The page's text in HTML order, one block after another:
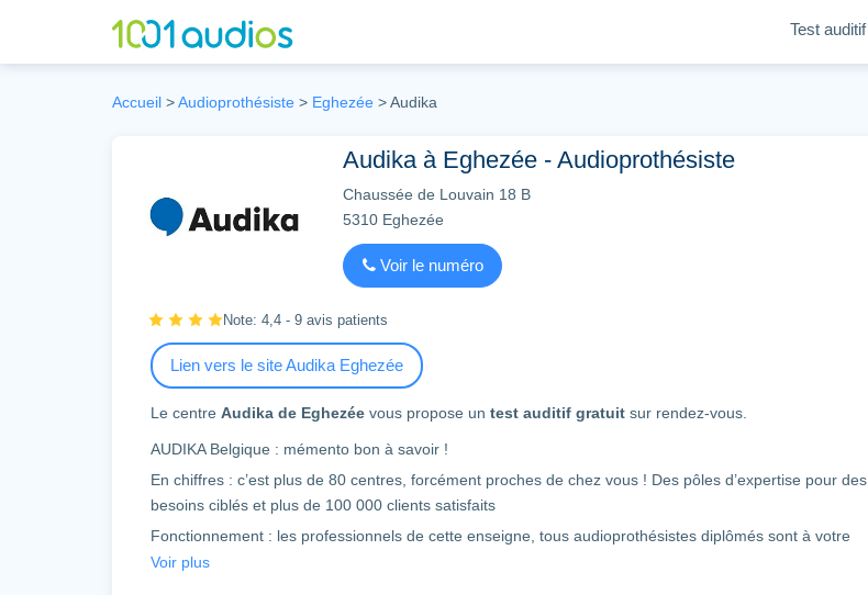
Test auditif
Accueil >Audioprothésiste > Eghezée >Audika
Audika à Eghezée - Audioprothésiste
Chaussée de Louvain 18 B
5310 Eghezée
Voir le numéro
Note: 4,4 - 9 avis patients
Lien vers le site Audika Eghezée
Le centre Audika de Eghezée vous propose un test auditif gratuit sur rendez-vous.
AUDIKA Belgique : mémento bon à savoir !
En chiffres : c’est plus de 80 centres, forcément proches de chez vous ! Des pôles d’expertise pour des
besoins ciblés et plus de 100 000 clients satisfaits
Fonctionnement : les professionnels de cette enseigne, tous audioprothésistes diplômés sont à votre
disposition pour vous proposer l’équipement le plus adapté à vos difficultés auditives. Il vous est même
Voir plus